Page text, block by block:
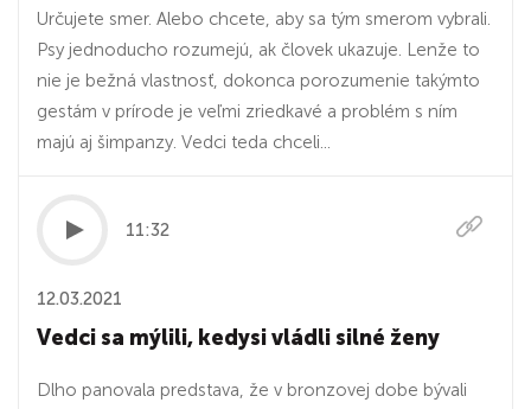
Určujete smer. Alebo chcete, aby sa tým smerom vybrali.
Psy jednoducho rozumejú, ak človek ukazuje. Lenže to
nie je bežná vlastnosť, dokonca porozumenie takýmto
gestám v prírode je veľmi zriedkavé a problém s ním
majú aj šimpanzy. Vedci teda chceli...
11:32
12.03.2021
Vedci sa mýlili, kedysi vládli silné ženy
Dlho panovala predstava, že v bronzovej dobe bývali